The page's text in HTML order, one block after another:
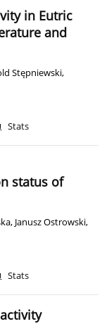
in Eutric
and
Stępniewski,
Stats
status of
, Janusz Ostrowski,
Stats